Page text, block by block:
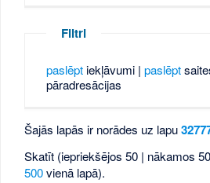
Filtri
paslēptiekļāvumi | paslēpt
pāradresācijas
Šajās lapās ir norādes uz lapu
Skatīt (iepriekšējos 50 | nākamos
500vienā lapā).